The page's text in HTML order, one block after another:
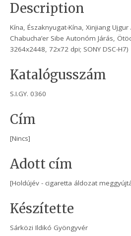
Description
Kína, Északnyugat-Kína, Xinjiang
Chabucha’er Sibe Autonóm Járás,
3264x2448, 72x72 dpi; SONY DSC-H7)
Katalógusszám
S.I.GY. 0360
Cím
[Nincs]
Adott cím
[Holdújév - cigaretta áldozat
Készítette
Sárközi Ildikó Gyöngyvér